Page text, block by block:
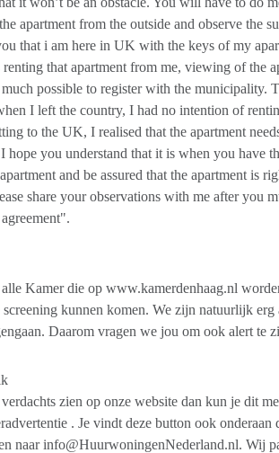
apartment from the outside and observe the
that i am here in UK with the keys of my
renting that apartment from me, viewing of the
possible to register with the
I left the country, I had no intention of
to the UK, I realised that the apartment
hope you understand that it is when you have
and be assured that the apartment is
share your observations with me after you
Kamer die op www.kamerdenhaag.nl
screening kunnen komen. We zijn natuurlijk
Daarom vragen we jou om ook alert te
zien op onze website dan kun je dit
. Je vindt deze button ook
naar info@HuurwoningenNederland.nl. Wij